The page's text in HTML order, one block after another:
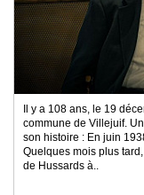
Il y a 108 ans, le 19
commune de Villejuif.
son histoire : En juin
Quelques mois plus
de Hussards à..